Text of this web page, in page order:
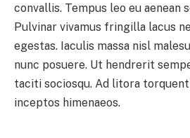
convallis. Tempus leo eu aenean
Pulvinar vivamus fringilla lacus
egestas. Iaculis massa nisl
nunc posuere. Ut hendrerit
taciti sociosqu. Ad litora
inceptos himenaeos.